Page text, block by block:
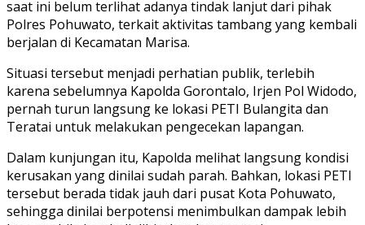
saat ini belum terlihat adanya tindak lanjut dari pihak
Polres Pohuwato, terkait aktivitas tambang yang kembali
berjalan di Kecamatan Marisa.
Situasi tersebut menjadi perhatian publik, terlebih
karena sebelumnya Kapolda Gorontalo, Irjen Pol Widodo,
pernah turun langsung ke lokasi PETI Bulangita dan
Teratai untuk melakukan pengecekan lapangan.
Dalam kunjungan itu, Kapolda melihat langsung kondisi
kerusakan yang dinilai sudah parah. Bahkan, lokasi PETI
tersebut berada tidak jauh dari pusat Kota Pohuwato,
sehingga dinilai berpotensi menimbulkan dampak lebih